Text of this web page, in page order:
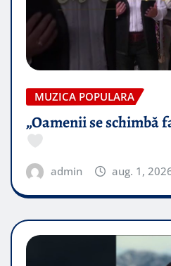
MUZICA POPULARA
„Oamenii se schimbă
admin aug. 1,